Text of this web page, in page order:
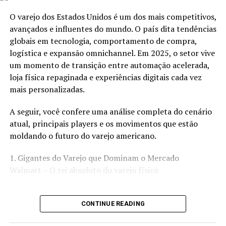
Impacto da KEETA no varejo e na
alimentação fora do lar
O avanço da KEETA afeta diretamente o varejo
alimentar.
Restaurantes passam a depender ainda mais do delivery.
Além disso, a disputa por taxas menores se intensifica.
Para o consumidor, o efeito imediato é positivo.
Mais opções, preços mais baixos e entregas rápidas.
No entanto, a longo prazo, o equilíbrio do mercado será
Para pequenos varejistas, a KEETA pode representar
Assim, a plataforma se posiciona como alternativa
Por causa disso, falhou em provas importantes.
Consequentemente, professores desacreditaram do seu
futuro.
Alguns disseram que ele nunca teria sucesso.
Ainda assim, Jack seguiu em frente.
Não porque acreditava.
Mas porque não queria parar.
Aprender Inglês Para Existir
Então, tomou uma decisão silenciosa.
Errava palavras.
O varejo dos Estados Unidos é um dos mais competitivos,
avançados e influentes do mundo. O país dita tendências
globais em tecnologia, comportamento de compra,
logística e expansão omnichannel. Em 2025, o setor vive
um momento de transição entre automação acelerada,
loja física repaginada e experiências digitais cada vez
mais personalizadas.
A seguir, você confere uma análise completa do cenário
atual, principais players e os movimentos que estão
moldando o futuro do varejo americano.
1. Gigantes do Varejo que Dominam o Mercado
Walmart – O rei absoluto do varejo físico
CONTINUE READING